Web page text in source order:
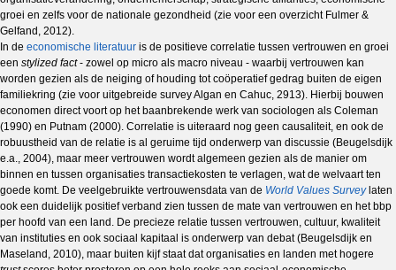
groei en zelfs voor de nationale gezondheid (zie voor een overzicht Fulmer &
Gelfand, 2012).
In de economische literatuur is de positieve correlatie tussen vertrouwen en groei
een stylized fact- zowel op micro als macro niveau - waarbij vertrouwen kan
worden gezien als de neiging of houding tot coöperatief gedrag buiten de eigen
familiekring (zie voor uitgebreide survey Algan en Cahuc, 2913). Hierbij bouwen
economen direct voort op het baanbrekende werk van sociologen als Coleman
(1990) en Putnam (2000). Correlatie is uiteraard nog geen causaliteit, en ook de
robuustheid van de relatie is al geruime tijd onderwerp van discussie (Beugelsdijk
e.a., 2004), maar meer vertrouwen wordt algemeen gezien als de manier om
binnen en tussen organisaties transactiekosten te verlagen, wat de welvaart ten
goede komt. De veelgebruikte vertrouwensdata van de World Values Survey laten
ook een duidelijk positief verband zien tussen de mate van vertrouwen en het bbp
per hoofd van een land. De precieze relatie tussen vertrouwen, cultuur, kwaliteit
van instituties en ook sociaal kapitaal is onderwerp van debat (Beugelsdijk en
Maseland, 2010), maar buiten kijf staat dat organisaties en landen met hogere